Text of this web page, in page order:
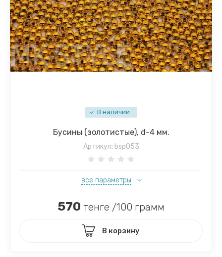
В наличии
Бусины (золотистые), d-4 мм.
Артикул: bsp053
все параметры
570 тенге /100 грамм
В корзину